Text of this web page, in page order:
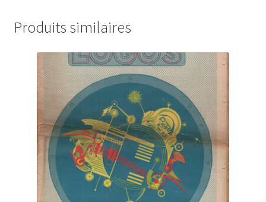
Produits similaires